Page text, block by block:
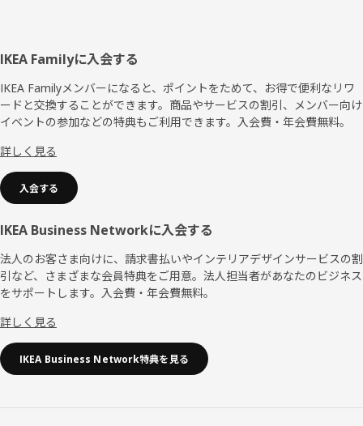
フ
ッ
タ
IKEA Familyに入会する
IKEA Familyメンバーになると、ポイントをためて、お得で便利なリワ
ードと交換することができます。商品やサービスの割引、メンバー向け
イベントの参加などの特典もご利用できます。入会費・年会費無料。
詳しく見る
入会する
IKEA Business Networkに入会する
法人のお客さま向けに、請求書払いやインテリアデザインサービスの割
引など、さまざまな会員特典をご用意。法人担当者があなたのビジネス
をサポートします。入会費・年会費無料。
詳しく見る
IKEA Business Network特典を見る